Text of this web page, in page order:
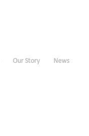
Our Story News